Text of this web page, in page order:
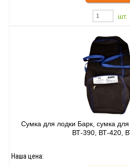
шт.
Сумка для лодки Барк, сумка
ВТ-390, ВТ-420,
Наша цена: